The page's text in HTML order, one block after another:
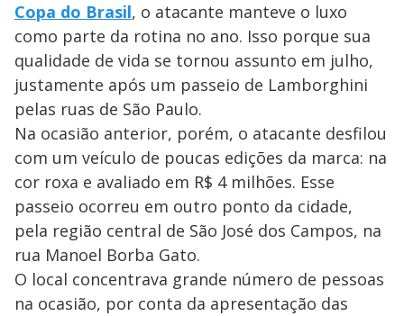
Copa do Brasil, o atacante manteve o luxo
como parte da rotina no ano. Isso porque sua
qualidade de vida se tornou assunto em julho,
justamente após um passeio de Lamborghini
pelas ruas de São Paulo.
Na ocasião anterior, porém, o atacante desfilou
com um veículo de poucas edições da marca: na
cor roxa e avaliado em R$ 4 milhões. Esse
passeio ocorreu em outro ponto da cidade,
pela região central de São José dos Campos, na
rua Manoel Borba Gato.
O local concentrava grande número de pessoas
na ocasião, por conta da apresentação das